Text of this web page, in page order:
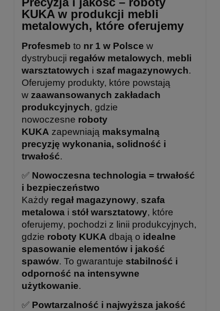
KUKA w produkcji mebli
metalowych, które oferujemy
Profesmeb to nr 1 w Polsce w
dystrybucji regałów metalowych, mebli
warsztatowych i szaf magazynowych.
Oferujemy produkty, które powstają
w zaawansowanych zakładach
produkcyjnych, gdzie
nowoczesne roboty
KUKA zapewniają maksymalną
precyzję wykonania, solidność i
trwałość.
✅ Nowoczesna technologia = trwałość
i bezpieczeństwo
Każdy regał magazynowy, szafa
metalowa i stół warsztatowy, które
oferujemy, pochodzi z linii produkcyjnych,
gdzie roboty KUKA dbają o idealne
spasowanie elementów i jakość
spawów. To gwarantuje stabilność i
odporność na intensywne
użytkowanie.
✅ Powtarzalność i najwyższa jakość